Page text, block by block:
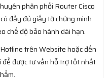
phân phối Router Cisco
đầy đủ giấy tờ chứng minh
chế độ bảo hành dài hạn.
trên Website hoặc đến
được tư vấn hỗ trợ tốt nhất